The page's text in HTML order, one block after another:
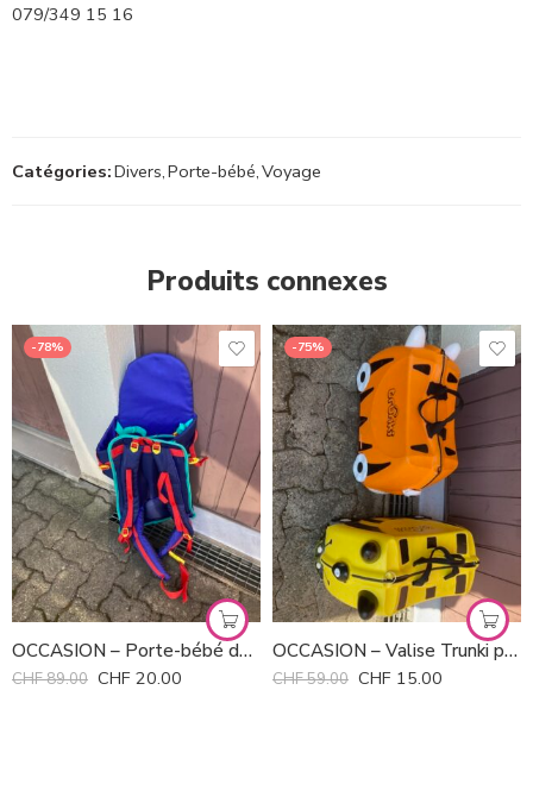
079/349 15 16
Catégories:Divers,Porte-bébé,Voyage
Produits connexes
-78%
OCCASION – Porte-bébé dorsal – cacolet
CHF89.00 CHF 20.00
-75%
OCCASION – Valise Trunki pour enfant
CHF59.00 CHF 15.00